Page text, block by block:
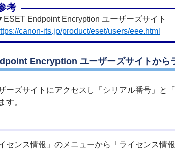
考
Endpoint Encryption ユーザーズサイト
canon-its.jp/product/eset/users/eee.html
Encryption ユーザーズサイトから
ーズサイトにアクセスし「シリアル番号」と
す。
イセンス情報」のメニューから「ライセンス情